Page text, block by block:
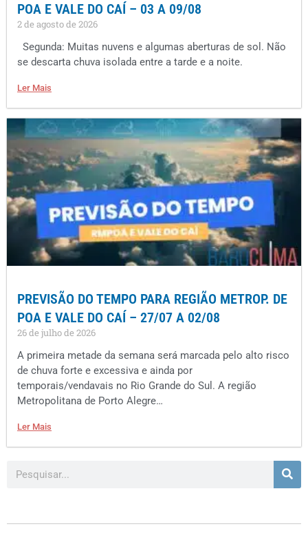
POA E VALE DO CAÍ – 03 A 09/08
2 de agosto de 2026
Segunda: Muitas nuvens e algumas aberturas de sol. Não
se descarta chuva isolada entre a tarde e a noite.
Ler Mais
PREVISÃO DO TEMPO PARA REGIÃO METROP. DE
POA E VALE DO CAÍ – 27/07 A 02/08
26 de julho de 2026
A primeira metade da semana será marcada pelo alto risco
de chuva forte e excessiva e ainda por
temporais/vendavais no Rio Grande do Sul. A região
Metropolitana de Porto Alegre…
Ler Mais